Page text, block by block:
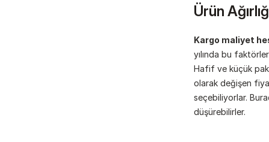
Ürün
Kargo maliyet
yılında bu
Hafif ve küçük
olarak değişen
seçebiliyorlar.
düşürebilirler.